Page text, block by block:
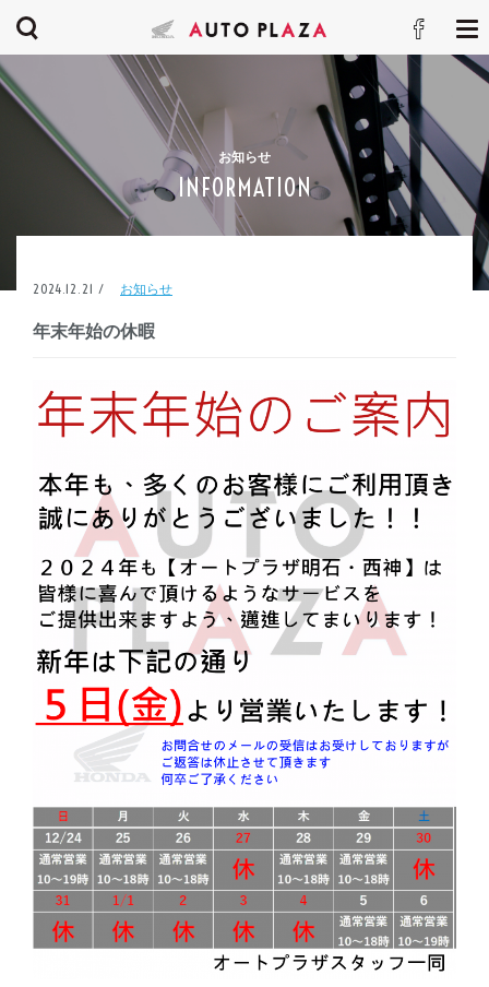
お知らせ
INFORMATION
2024.12.21 / お知らせ
年末年始の休暇